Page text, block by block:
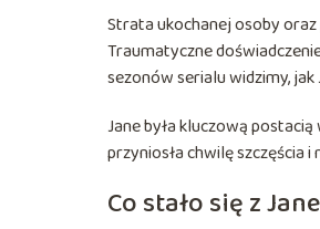
Strata ukochanej osoby
Traumatyczne
sezonów serialu widzimy,
Jane była kluczową
przyniosła chwilę szczęścia
Co stało się z